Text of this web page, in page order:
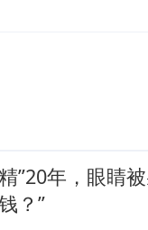
”20年，眼睛
？”